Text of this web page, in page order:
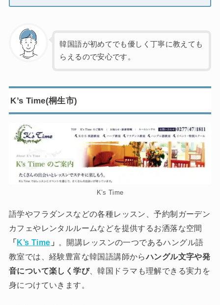
韓国語が初めてでも優しく丁寧に教えても
らえるので安心です。
K’s Time(桐生市)
K’s Time
語学やフラダンスなどの各種レッスン、予約制ガーデン
カフェやレンタルルームなどを提供するお洒落な空間
「K’s Time 」
。開講レッスンの一つであるハングル語
教室では、経験豊富な韓国語講師からハングル文字や発
音について楽しく学び、韓国ドラマも理解できる実力を
身につけていきます。